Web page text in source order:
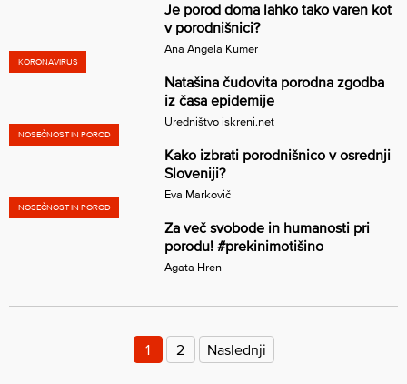
Je porod doma lahko tako varen kot
v porodnišnici?
Ana Angela Kumer
KORONAVIRUS
Natašina čudovita porodna zgodba
iz časa epidemije
Uredništvo iskreni.net
NOSEČNOST IN POROD
Kako izbrati porodnišnico v osrednji
Sloveniji?
Eva Markovič
NOSEČNOST IN POROD
Za več svobode in humanosti pri
porodu! #prekinimotišino
Agata Hren
1 2 Naslednji